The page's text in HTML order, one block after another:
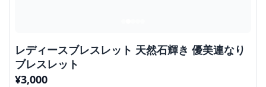
レディースブレスレット 天然石輝き 優美連なり
ブレスレット
¥3,000